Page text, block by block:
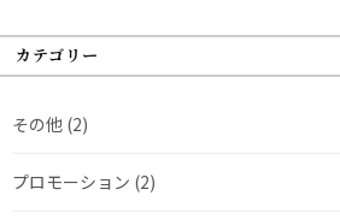
カテゴリー
その他 (2)
プロモーション (2)